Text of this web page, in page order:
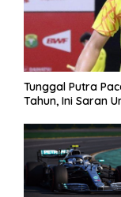
Tunggal Putra
Tahun, Ini Saran